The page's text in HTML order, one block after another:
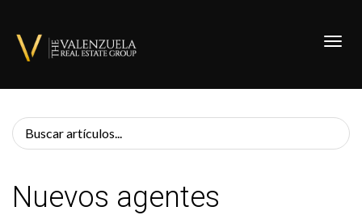
Nuevos agentes